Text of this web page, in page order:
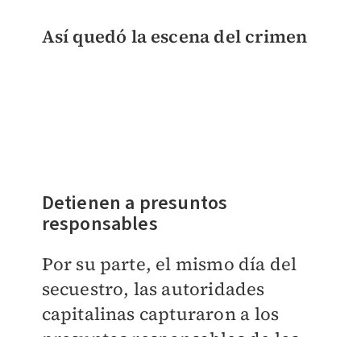
Así quedó la escena del crimen
Detienen a presuntos
responsables
Por su parte, el mismo día del
secuestro, las autoridades
capitalinas capturaron a los